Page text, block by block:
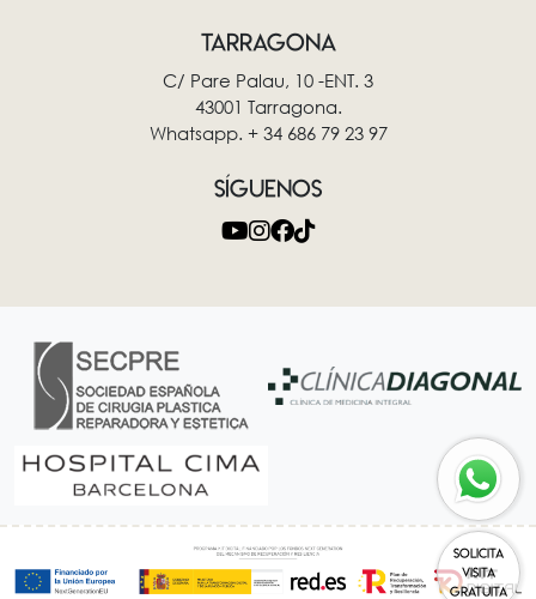
TARRAGONA
C/ Pare Palau, 10 -ENT. 3
43001 Tarragona.
Whatsapp. + 34 686 79 23 97
SÍGUENOS
SOLICITA
VISITA
GRATUITA